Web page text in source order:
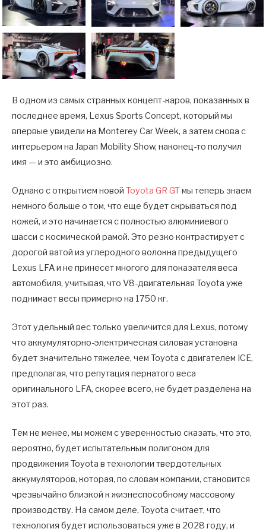
В одном из самых странных концепт-каров, показанных в
последнее время, Lexus Sports Concept, который мы
впервые увидели на Monterey Car Week, а затем снова с
интерьером на Japan Mobility Show, наконец-то получил
имя — и это амбициозно.
Однако с открытием новой Toyota GR GTмы теперь знаем
немного больше о том, что еще будет скрываться под
кожей, и это начинается с полностью алюминиевого
шасси с космической рамой. Это резко контрастирует с
дорогой ватой из углеродного волокна предыдущего
Lexus LFA и не принесет многого для показателя веса
автомобиля, учитывая, что V8-двигательная Toyota уже
поднимает весы примерно на 1750 кг.
Этот удельный вес только увеличится для Lexus, потому
что аккумуляторно-электрическая силовая установка
будет значительно тяжелее, чем Toyota с двигателем ICE,
предполагая, что репутация пернатого веса
оригинального LFA, скорее всего, не будет разделена на
этот раз.
Тем не менее, мы можем с уверенностью сказать, что это,
вероятно, будет испытательным полигоном для
продвижения Toyota в технологии твердотельных
аккумуляторов, которая, по словам компании, становится
чрезвычайно близкой к жизнеспособному массовому
производству. На самом деле, Toyota считает, что
технология будет использоваться уже в 2028 году, и